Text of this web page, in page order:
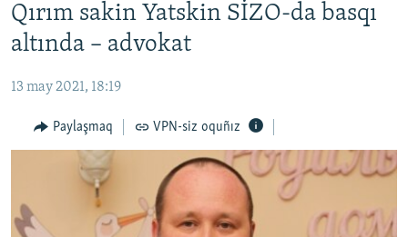
Baş
navigatsiyağa
qaytmaq
Qıdıruvğa
qaytmaq
İQTİSADİYAT
MEDENİYET
İNSAN AQLARI
BLOGLAR
Qırım sakin Yatskin SİZO-da basqı
altında – advokat
13 may 2021, 18:19
Paylaşmaq VPN-siz oquñız